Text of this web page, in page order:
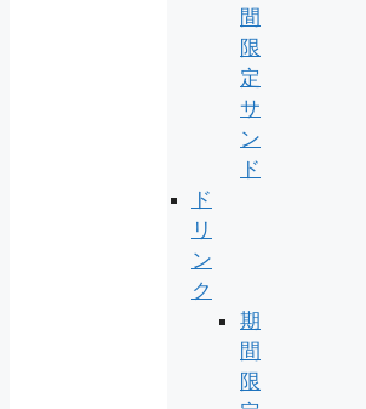
間
限
定
サ
ン
ド
ド
リ
ン
ク
期
間
限